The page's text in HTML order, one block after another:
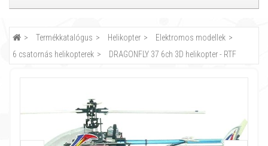
Termékkatalógus Helikopter
Elektromos modellek
6 csatornás helikopterek
DRAGONFLY 37 6ch 3D helikopter - RTF